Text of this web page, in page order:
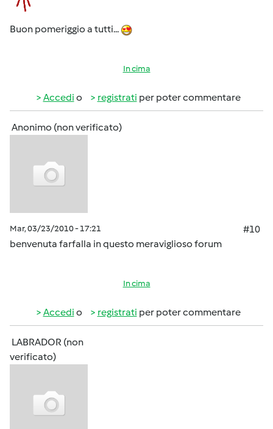
Buon pomeriggio a tutti...
In cima
Accedi o registrati per poter commentare
Anonimo (non verificato)
Mar, 03/23/2010 - 17:21
#10
benvenuta farfalla in questo meraviglioso forum
In cima
Accedi o registrati per poter commentare
LABRADOR (non
verificato)